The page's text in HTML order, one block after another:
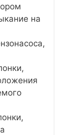
на